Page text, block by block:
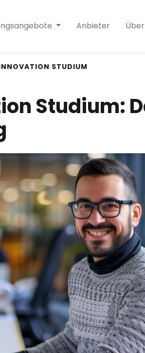
Anbieter
STUDIUM
Studium: